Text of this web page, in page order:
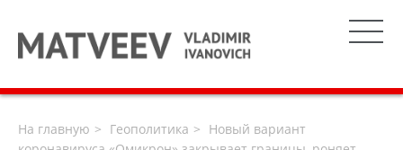
На главную Геополитика
Новый вариант